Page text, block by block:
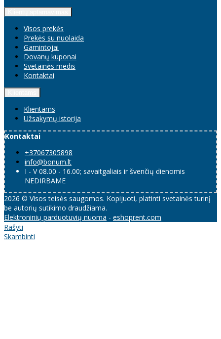
Visos prekės
Prekės su nuolaida
Gamintojai
Dovanų kuponai
Svetainės medis
Kontaktai
Klientams
Užsakymų istorija
Kontaktai
+37067305898
info@bonum.lt
I - V 08.00 - 16.00; savaitgaliais ir švenčių dienomis
NEDIRBAME
2026 © Visos teisės saugomos. Kopijuoti, platinti svetainės turinį
be autorių sutikimo draudžiama.
Elektroninių parduotuvių nuoma - eshoprent.com
Rašyti
Skambinti